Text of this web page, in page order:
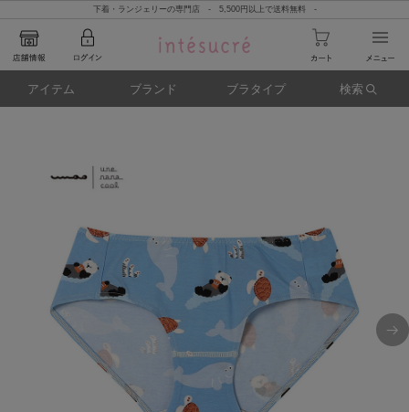
下着・ランジェリーの専門店 - 5,500円以上で送料無料 -
アイテム ブランド ブラタイプ 検索